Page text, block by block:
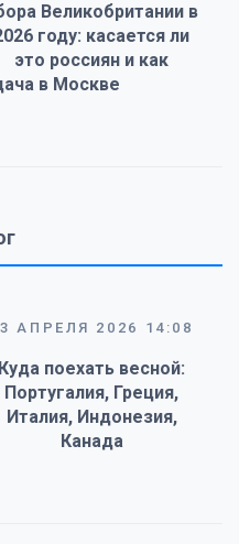
Великобритании в
году: касается ли
это россиян и как
в Москве
АПРЕЛЯ 2026 14:08
Куда поехать весной:
Португалия, Греция,
Италия, Индонезия,
Канада